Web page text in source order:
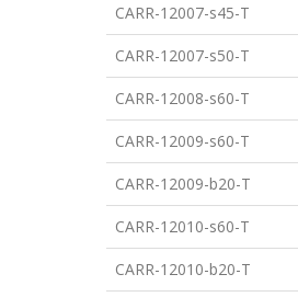
CARR-12007-s45-T
CARR-12007-s50-T
CARR-12008-s60-T
CARR-12009-s60-T
CARR-12009-b20-T
CARR-12010-s60-T
CARR-12010-b20-T